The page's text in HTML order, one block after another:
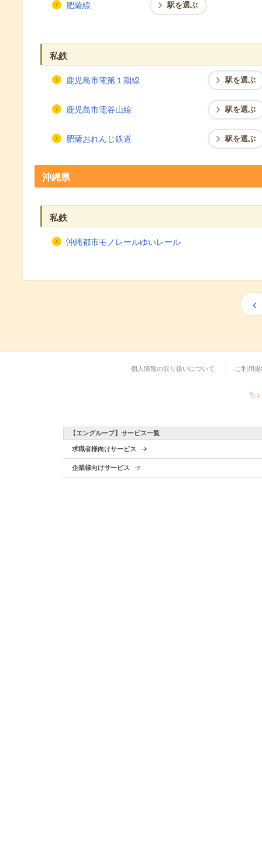
肥薩線 駅を選ぶ
私鉄
鹿児島市電第１期線 駅を選ぶ
鹿児島市電谷山線 駅を選ぶ
肥薩おれんじ鉄道 駅を選ぶ
沖縄県
私鉄
沖縄都市モノレールゆいレール
個人情報の取り扱いについて ご利用規
ち
【エングループ】サービス一覧
求職者様向けサービス
企業様向けサービス